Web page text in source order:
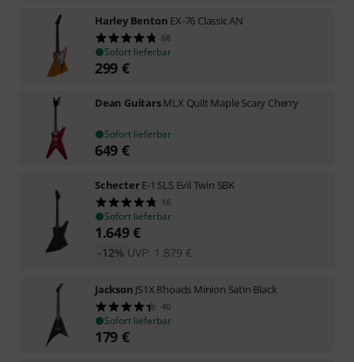
Harley Benton EX-76 Classic AN
68
Sofort lieferbar
299 €
Dean GuitarsMLX Quilt Maple Scary Cherry
Sofort lieferbar
649 €
SchecterE-1 SLS Evil Twin SBK
16
Sofort lieferbar
1.649€
UVP: 1.879 €
-12%
Jackson JS1X Rhoads Minion Satin Black
40
Sofort lieferbar
179 €